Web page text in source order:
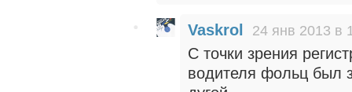
Vaskrol 24 янв 2013 в
С точки зрения
водителя фольц был